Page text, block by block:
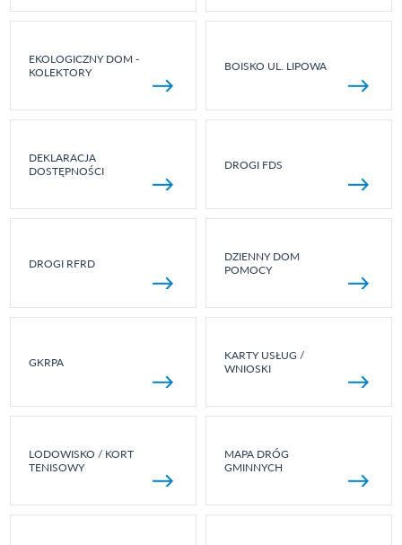
EKOLOGICZNY DOM -
KOLEKTORY
BOISKO UL. LIPOWA
DEKLARACJA
DOSTĘPNOŚCI
DROGI FDS
DROGI RFRD
DZIENNY DOM
POMOCY
GKRPA
KARTY USŁUG /
WNIOSKI
LODOWISKO / KORT
TENISOWY
MAPA DRÓG
GMINNYCH